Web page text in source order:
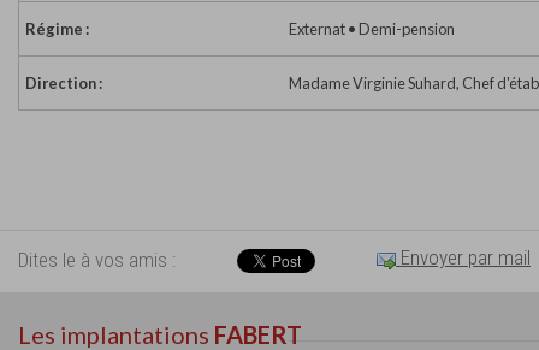
Régime : Externat • Demi-pension
Direction : Madame Virginie Suhard, Chef
Dites le à vos amis : Envoyer par mail
Les implantations FABERT